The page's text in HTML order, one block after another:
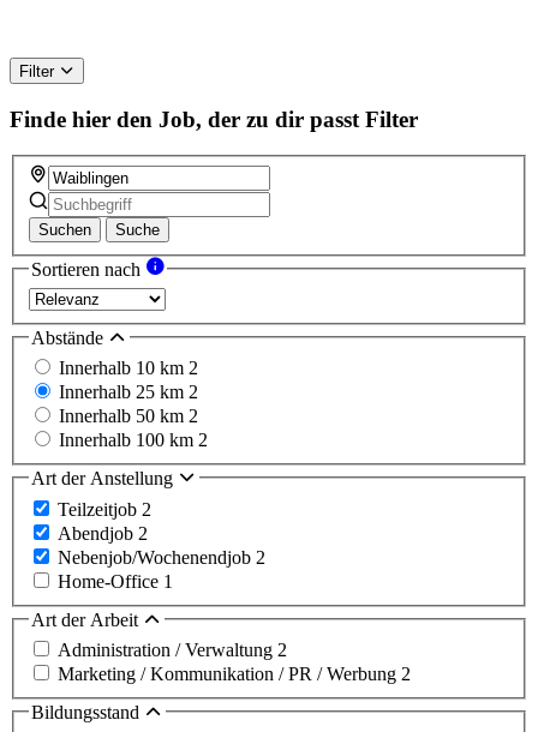
Filter
Finde hier den Job, der zu dir passt Filter
Suchen Suche
Sortieren nach
Abstände
Innerhalb 10 km 2
Innerhalb 25 km 2
Innerhalb 50 km 2
Innerhalb 100 km 2
Art der Anstellung
Teilzeitjob 2
Abendjob 2
Nebenjob/Wochenendjob 2
Home-Office 1
Art der Arbeit
Administration / Verwaltung 2
Marketing / Kommunikation / PR / Werbung 2
Bildungsstand